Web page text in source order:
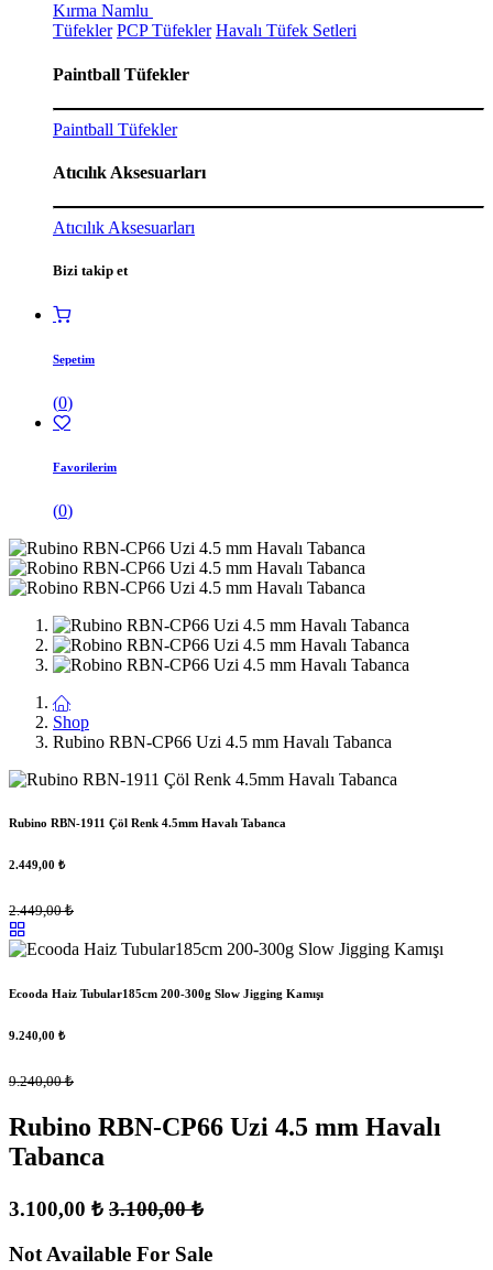
Kırma Namlu
Tüfekler PCP Tüfekler Havalı Tüfek Setleri
Paintball Tüfekler
Paintball Tüfekler
Atıcılık Aksesuarları
Atıcılık Aksesuarları
Bizi takip et
Sepetim
(0)
Favorilerim
(0)
Shop
Rubino RBN-CP66 Uzi 4.5 mm Havalı Tabanca
Rubino RBN-1911 Çöl Renk 4.5mm Havalı Tabanca
2.449,00 ₺
2.449,00₺
Ecooda Haiz Tubular185cm 200-300g Slow Jigging Kamışı
9.240,00 ₺
9.240,00₺
Rubino RBN-CP66 Uzi 4.5 mm Havalı
Tabanca
3.100,00 ₺ 3.100,00₺
Not Available For Sale